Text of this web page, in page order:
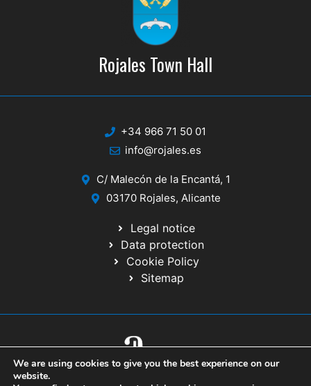
Rojales Town Hall
+34 966 71 50 01
info@rojales.es
C/ Malecón de la Encantá, 1
03170 Rojales, Alicante
Legal notice
Data protection
Cookie Policy
Sitemap
© 2020 Website developed by the IT Service of the Alicante Provincial
Council
We are using cookies to give you the best experience on our
website.